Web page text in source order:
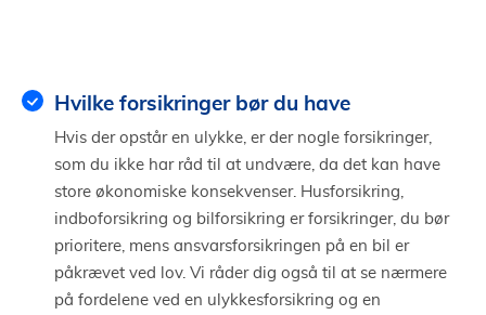
Hvilke forsikringer bør du have
Hvis der opstår en ulykke, er der nogle forsikringer,
som du ikke har råd til at undvære, da det kan have
store økonomiske konsekvenser. Husforsikring,
indboforsikring og bilforsikring er forsikringer, du bør
prioritere, mens ansvarsforsikringen på en bil er
påkrævet ved lov. Vi råder dig også til at se nærmere
på fordelene ved en ulykkesforsikring og en